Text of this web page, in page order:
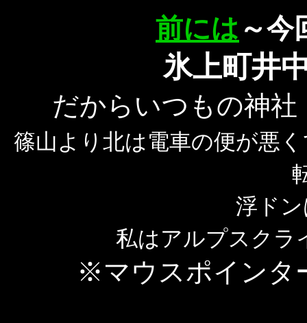
前には ～今
氷上町井
だからいつもの神
篠山より北は電車の便が悪
浮ド
私はアルプスクラ
※マウスポインタ